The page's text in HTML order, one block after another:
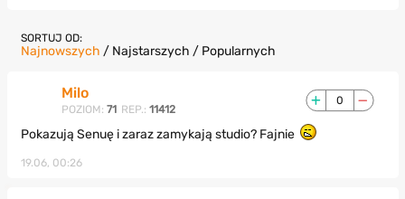
SORTUJ OD:
Najnowszych / Najstarszych / Popularnych
Milo
POZIOM: 71 REP.: 11412
0
Pokazują Senuę i zaraz zamykają studio? Fajnie
19.06, 00:26